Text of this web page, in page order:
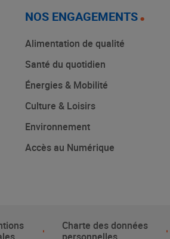
NOS ENGAGEMENTS
Alimentation de qualité
Santé du quotidien
Énergies & Mobilité
Culture & Loisirs
Environnement
Accès au Numérique
Charte des données